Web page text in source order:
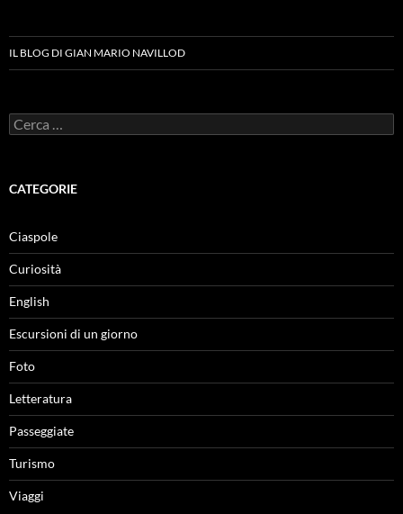
IL BLOG DI GIAN MARIO NAVILLOD
Ricerca
per:
CATEGORIE
Ciaspole
Curiosità
English
Escursioni di un giorno
Foto
Letteratura
Passeggiate
Turismo
Viaggi